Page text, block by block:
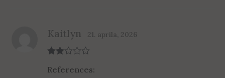
d2
Kaitlyn 21. aprila, 2026
References: